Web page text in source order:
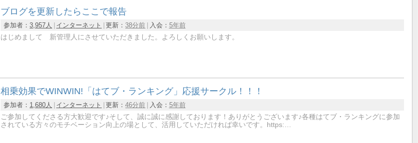
ブログを更新したらここで報告
参加者：3,957人 インターネット 更新： 38分前 入会： 5年前
はじめまして 新管理人にさせていただきました。よろしくお願いします。
相乗効果でWINWIN!「はてブ・ランキング」応援サークル！！！
参加者： 1,680人 インターネット 更新：46分前 入会： 5年前
ご参加してくださる方大歓迎です♪そして、誠に誠に感謝しております！ありがとうございます♪各種はてブ・ランキングに参加
されている方々のモチベーション向上の場として、活用していただければ幸いです。https:…